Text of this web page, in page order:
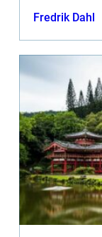
Fredrik Dahl